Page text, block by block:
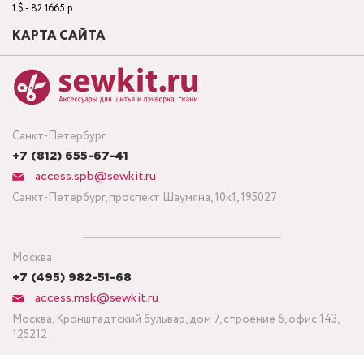
Санкт-Петербург
+7 (812) 655-67-41
access.spb@sewkit.ru
Санкт-Петербург, проспект Шаумяна, 10к1, 195027
Москва
+7 (495) 982-51-68
access.msk@sewkit.ru
Москва, Кронштадтский бульвар, дом 7, строение 6, офис 143,
125212
1 $ - 82.1665 р.
КАРТА САЙТА